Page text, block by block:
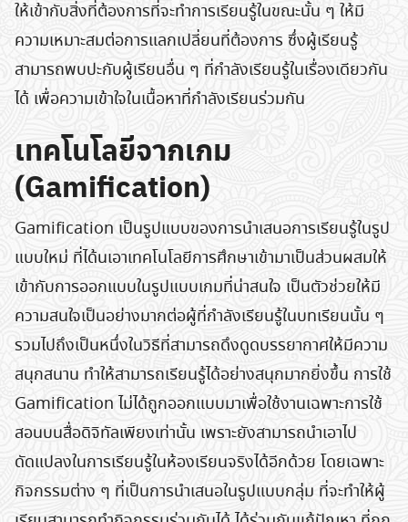
ให้เข้ากับสิ่งที่ต้องการที่จะทำการเรียนรู้ในขณะนั้น ๆ ให้มี
ความเหมาะสมต่อการแลกเปลี่ยนที่ต้องการ ซึ่งผู้เรียนรู้
สามารถพบปะกับผู้เรียนอื่น ๆ ที่กำลังเรียนรู้ในเรื่องเดียวกัน
ได้ เพื่อความเข้าใจในเนื้อหาที่กำลังเรียนร่วมกัน
เทคโนโลยีจากเกม
(Gamification)
Gamification เป็นรูปแบบของการนำเสนอการเรียนรู้ในรูป
แบบใหม่ ที่ได้นเอาเทคโนโลยีการศึกษาเข้ามาเป็นส่วนผสมให้
เข้ากับการออกแบบในรูปแบบเกมที่น่าสนใจ เป็นตัวช่วยให้มี
ความสนใจเป็นอย่างมากต่อผู้ที่กำลังเรียนรู้ในบทเรียนนั้น ๆ
รวมไปถึงเป็นหนึ่งในวิธีที่สามารถดึงดูดบรรยากาศให้มีความ
สนุกสนาน ทำให้สามารถเรียนรู้ได้อย่างสนุกมากยิ่งขึ้น การใช้
Gamification ไม่ได้ถูกออกแบบมาเพื่อใช้งานเฉพาะการใช้
สอนบนสื่อดิจิทัลเพียงเท่านั้น เพราะยังสามารถนำเอาไป
ดัดแปลงในการเรียนรู้ในห้องเรียนจริงได้อีกด้วย โดยเฉพาะ
กิจกรรมต่าง ๆ ที่เป็นการนำเสนอในรูปแบบกลุ่ม ที่จะทำให้ผู้